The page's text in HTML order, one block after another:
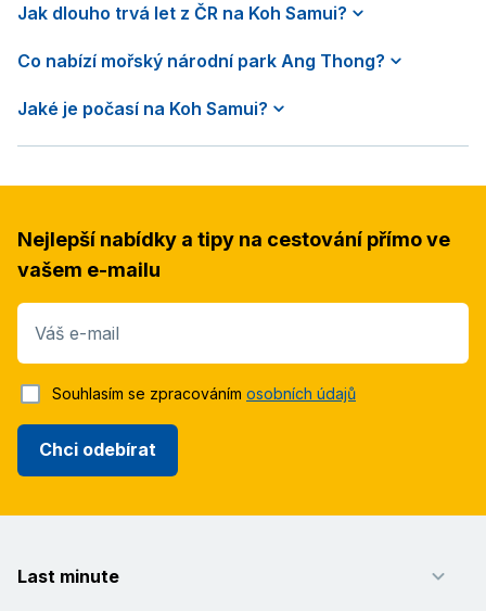
Jak dlouho trvá let z ČR na Koh Samui?
Co nabízí mořský národní park Ang Thong?
Jaké je počasí na Koh Samui?
Nejlepší nabídky a tipy na cestování přímo ve
vašem e-mailu
Váš e-mail
Chci odebírat
Souhlasím se zpracováním osobních údajů
Last minute